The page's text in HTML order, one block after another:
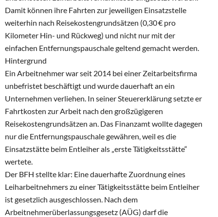
Damit können ihre Fahrten zur jeweiligen Einsatzstelle
weiterhin nach Reisekostengrundsätzen (0,30 € pro
Kilometer Hin- und Rückweg) und nicht nur mit der
einfachen Entfernungspauschale geltend gemacht werden.
Hintergrund
Ein Arbeitnehmer war seit 2014 bei einer Zeitarbeitsfirma
unbefristet beschäftigt und wurde dauerhaft an ein
Unternehmen verliehen. In seiner Steuererklärung setzte er
Fahrtkosten zur Arbeit nach den großzügigeren
Reisekostengrundsätzen an. Das Finanzamt wollte dagegen
nur die Entfernungspauschale gewähren, weil es die
Einsatzstätte beim Entleiher als „erste Tätigkeitsstätte“
wertete.
Der BFH stellte klar: Eine dauerhafte Zuordnung eines
Leiharbeitnehmers zu einer Tätigkeitsstätte beim Entleiher
ist gesetzlich ausgeschlossen. Nach dem
Arbeitnehmerüberlassungsgesetz (AÜG) darf die